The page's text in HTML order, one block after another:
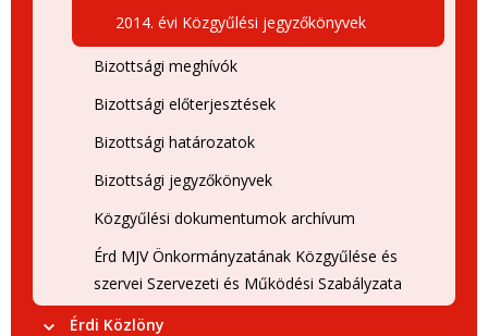
2014. évi Közgyűlési jegyzőkönyvek
Bizottsági meghívók
Bizottsági előterjesztések
Bizottsági határozatok
Bizottsági jegyzőkönyvek
Közgyűlési dokumentumok archívum
Érd MJV Önkormányzatának Közgyűlése és
szervei Szervezeti és Működési Szabályzata
Érdi Közlöny